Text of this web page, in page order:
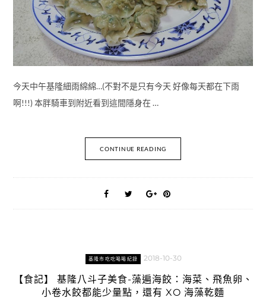
今天中午基隆細雨綿綿…(不對不是只有今天 好像每天都在下雨
啊!!!) 本胖騎車到附近看到這間隱身在 …
CONTINUE READING
基隆市吃吃喝喝紀錄 2018-10-30
【食記】 基隆八斗子美食-藻遍海餃：海菜、飛魚卵、
小卷水餃都能少量點，還有 XO 海藻乾麵